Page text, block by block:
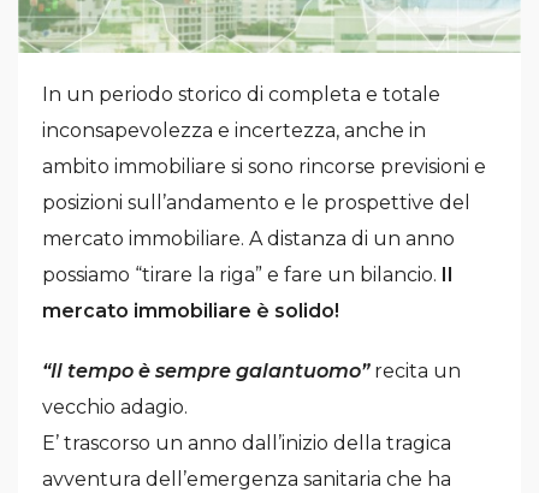
In un periodo storico di completa e totale
inconsapevolezza e incertezza, anche in
ambito immobiliare si sono rincorse previsioni e
posizioni sull’andamento e le prospettive del
mercato immobiliare. A distanza di un anno
possiamo “tirare la riga” e fare un bilancio. Il
mercato immobiliare è solido!
“Il tempo è sempre galantuomo”recita un
vecchio adagio.
E’ trascorso un anno dall’inizio della tragica
avventura dell’emergenza sanitaria che ha